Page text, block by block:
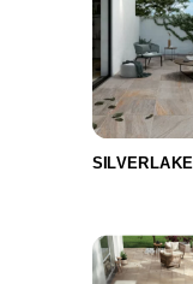
SILVERLAKE